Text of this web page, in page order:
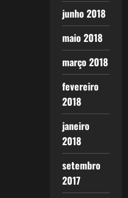
junho 2018
maio 2018
março 2018
fevereiro
2018
janeiro
2018
setembro
2017